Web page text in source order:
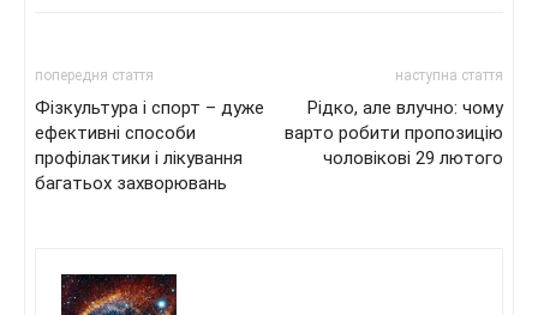
попередня стаття
Фізкультура і спорт – дуже
ефективні способи
профілактики і лікування
багатьох захворювань
наступна стаття
Рідко, але влучно: чому
варто робити пропозицію
чоловікові 29 лютого